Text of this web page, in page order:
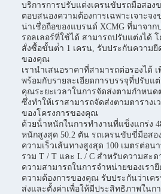
บริการการปรับแต่งเครนขับรถมือสอง
ตอบสนองความต้องการเฉพาะเจาะ
น่าเชื่อถือของแบรนด์ XCMG ที่มาจาก
รอลเลอร์ที่ใช้ได้ สามารถปรับแต่งได้
สั่งซื้อขั้นต่ํา 1 เครน, รับประกันความ
ของคุณ
เรานําเสนอราคาที่สามารถต่อรองไ
พร้อมกับรายละเอียดการบรรจุที่ปรับแ
คุณระยะเวลาในการจัดส่งตามกําหน
ซึ่งทําให้เราสามารถจัดส่งตามตารางเ
ของโครงการของคุณ
ด้วยน้ําหนักในการทํางานที่แข็งแกร่ง
หนักสูงสุด 50.2 ตัน รถเครนขับขี่มือสอ
ความเร็วเส้นทางสูงสุด 100 เมตรต่อน
รวม T / T และ L / C สําหรับความสะ
ความสามารถในการจําหน่ายของเรา
ความต้องการของคุณ รับประกันว่าเค
ส่งและตั้งค่าเพื่อให้มีประสิทธิภาพใน